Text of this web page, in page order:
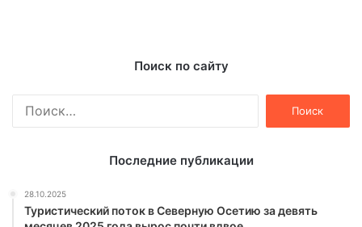
Поиск по сайту
Последние публикации
28.10.2025
Туристический поток в Северную Осетию за девять